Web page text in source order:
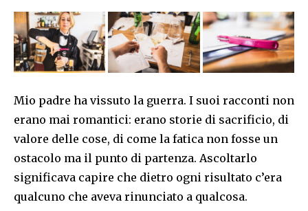
Mio padre ha vissuto la guerra. I suoi racconti non
erano mai romantici: erano storie di sacrificio, di
valore delle cose, di come la fatica non fosse un
ostacolo ma il punto di partenza. Ascoltarlo
significava capire che dietro ogni risultato c’era
qualcuno che aveva rinunciato a qualcosa.